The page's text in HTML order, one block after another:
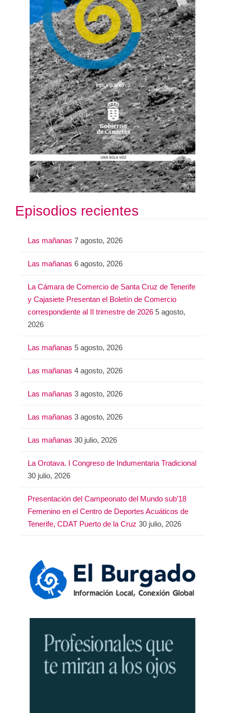
Episodios recientes
Las mañanas 7 agosto, 2026
Las mañanas 6 agosto, 2026
La Cámara de Comercio de Santa Cruz de Tenerife
y Cajasiete Presentan el Boletín de Comercio
correspondiente al II trimestre de 2026 5 agosto,
2026
Las mañanas 5 agosto, 2026
Las mañanas 4 agosto, 2026
Las mañanas 3 agosto, 2026
Las mañanas 3 agosto, 2026
Las mañanas 30 julio, 2026
La Orotava. I Congreso de Indumentaria Tradicional
30 julio, 2026
Presentación del Campeonato del Mundo sub’18
Femenino en el Centro de Deportes Acuáticos de
Tenerife, CDAT Puerto de la Cruz 30 julio, 2026